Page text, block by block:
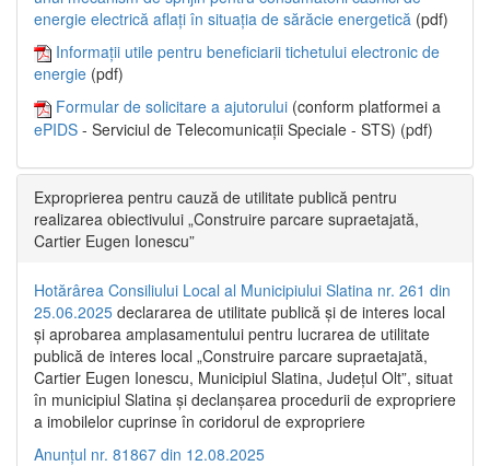
energie electrică aflați în situația de sărăcie energetică (pdf)
Informații utile pentru beneficiarii tichetului electronic de
energie (pdf)
Formular de solicitare a ajutorului (conform platformei a
ePIDS - Serviciul de Telecomunicații Speciale - STS) (pdf)
Exproprierea pentru cauză de utilitate publică pentru
realizarea obiectivului „Construire parcare supraetajată,
Cartier Eugen Ionescu”
Hotărârea Consiliului Local al Municipiului Slatina nr. 261 din
25.06.2025 declararea de utilitate publică și de interes local
și aprobarea amplasamentului pentru lucrarea de utilitate
publică de interes local „Construire parcare supraetajată,
Cartier Eugen Ionescu, Municipiul Slatina, Județul Olt”, situat
în municipiul Slatina și declanșarea procedurii de expropriere
a imobilelor cuprinse în coridorul de expropriere
Anunțul nr. 81867 din 12.08.2025